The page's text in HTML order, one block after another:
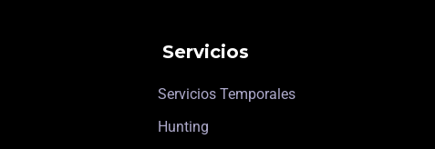
Servicios
Servicios Temporales
Hunting